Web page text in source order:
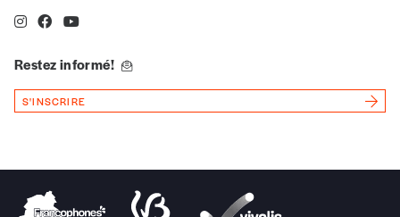
Restez informé!
S'INSCRIRE